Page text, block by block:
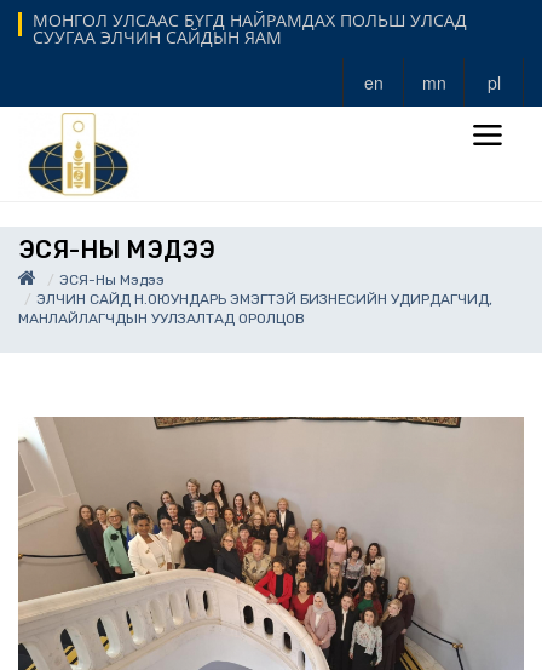
МОНГОЛ УЛСААС БҮГД НАЙРАМДАХ ПОЛЬШ УЛСАД
СУУГАА ЭЛЧИН САЙДЫН ЯАМ
en mn pl
ЭСЯ-НЫ МЭДЭЭ
ЭСЯ-Ны Мэдээ
ЭЛЧИН САЙД Н.ОЮУНДАРЬ ЭМЭГТЭЙ БИЗНЕСИЙН УДИРДАГЧИД,
МАНЛАЙЛАГЧДЫН УУЛЗАЛТАД ОРОЛЦОВ